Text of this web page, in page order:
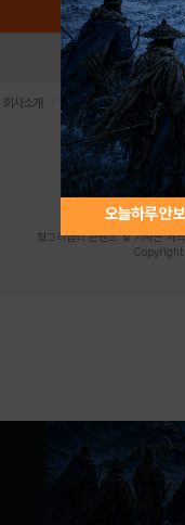
오늘하루 안보
로그
회사소개 이용약관 | 개인정보 처리
사업자등록번
주소: 서울시 금천구 가산
청소년보
등록번호
발행인:(
헝그리앱의 콘텐츠 및 기사는 저
Copyright